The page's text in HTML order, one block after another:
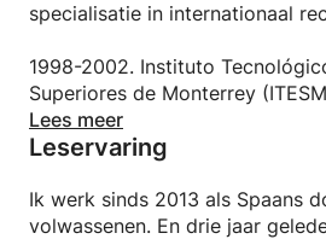
specialisatie in internationaal
1998-2002. Instituto
Superiores de Monterrey (ITESM),
in Internationale Betrekkingen.
Specialisatie in Latijns-
Lees meer
Leservaring
Ik werk sinds 2013 als Spaans
volwassenen. En drie jaar